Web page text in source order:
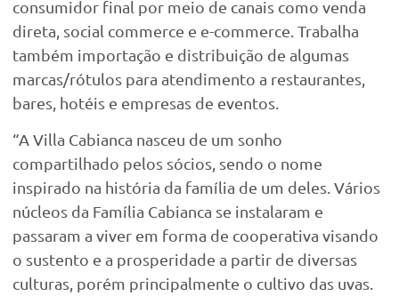
consumidor final por meio de canais como venda
direta, social commerce e e-commerce. Trabalha
também importação e distribuição de algumas
marcas/rótulos para atendimento a restaurantes,
bares, hotéis e empresas de eventos.
“A Villa Cabianca nasceu de um sonho
compartilhado pelos sócios, sendo o nome
inspirado na história da família de um deles. Vários
núcleos da Família Cabianca se instalaram e
passaram a viver em forma de cooperativa visando
o sustento e a prosperidade a partir de diversas
culturas, porém principalmente o cultivo das uvas.